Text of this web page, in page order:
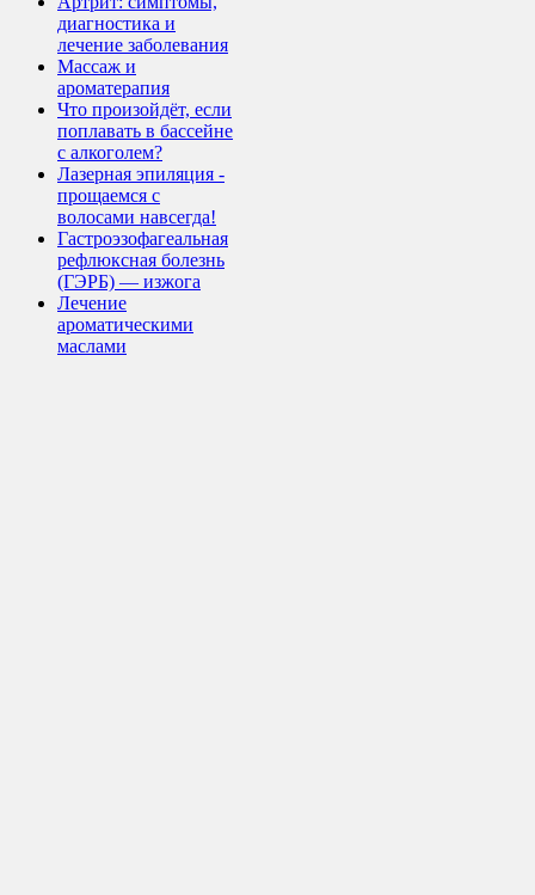
диагностика и
лечение заболевания
Массаж и
ароматерапия
Что произойдёт, если
поплавать в бассейне
с алкоголем?
Лазерная эпиляция -
прощаемся с
волосами навсегда!
Гастроэзофагеальная
рефлюксная болезнь
(ГЭРБ) — изжога
Лечение
ароматическими
маслами